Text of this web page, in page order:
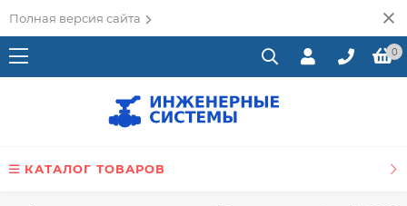
Полная версия сайта
0
КАТАЛОГ ТОВАРОВ